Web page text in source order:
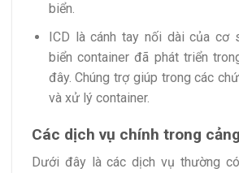
biển.
ICD là cánh tay nối dài của cơ
biển container đã phát triển
đây. Chúng trợ giúp trong các
và xử lý container.
Các dịch vụ chính trong
Dưới đây là các dịch vụ thường